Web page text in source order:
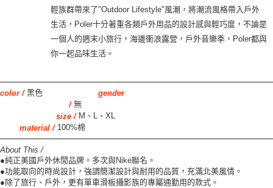
輕族群帶來了"Outdoor Lifestyle"風潮，將潮流風格帶入戶外
生活，Poler十分著重各類戶外用品的設計感與輕巧度，不論是
一個人的週末小旅行，海邊衝浪露營，戶外音樂季，Poler都與
你一起品味生活。
color / 黑色
gender
/ 無
size / M、L、XL
material / 100%棉
About This /
●純正美國戶外休閒品牌。多次與Nike聯名。
●功能取向的時尚設計，強調簡潔設計與耐用的品質，充滿北美風情。
●除了旅行、戶外，更有單車滑板攝影族的專屬通勤用的款式。